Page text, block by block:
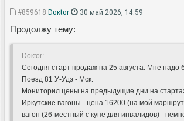
#859618 Doкtor 30 май 2026, 14:59
Продолжу тему:
Doкtor:
Сегодня старт продаж на 25 августа. Мне надо
Поезд 81 У-Удэ - Мск.
Мониторил цены на предыдущие дни на
Иркутские вагоны - цена 16200 (на мой
вагон (26-местный с купе для инвалидов) -